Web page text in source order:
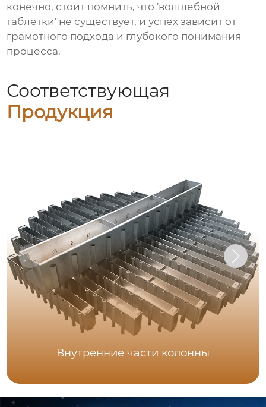
конечно, стоит помнить, что 'волшебной
таблетки' не существует, и успех зависит от
грамотного подхода и глубокого понимания
процесса.
Соответствующая
Продукция
Внутренние части колонны